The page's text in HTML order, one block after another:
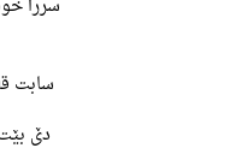
سررا
سابت
دێ